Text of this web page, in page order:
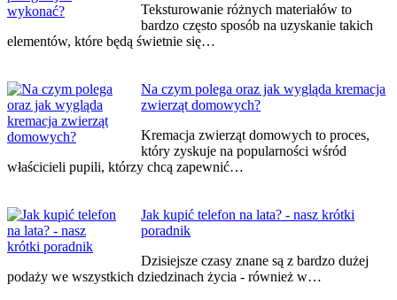
Teksturowanie różnych materiałów to
bardzo często sposób na uzyskanie takich
elementów, które będą świetnie się…
Na czym polega oraz jak wygląda kremacja
zwierząt domowych?
Kremacja zwierząt domowych to proces,
który zyskuje na popularności wśród
właścicieli pupili, którzy chcą zapewnić…
Jak kupić telefon na lata? - nasz krótki
poradnik
Dzisiejsze czasy znane są z bardzo dużej
podaży we wszystkich dziedzinach życia - również w…